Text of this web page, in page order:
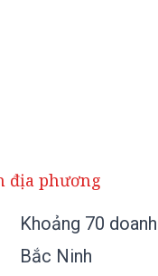
địa phương
Khoảng 70
Bắc Ninh